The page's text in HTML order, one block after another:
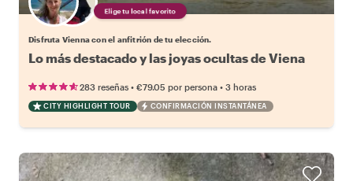
Elige tu local favorito
Disfruta Vienna con el anfitrión de tu elección.
Lo más destacado y las joyas ocultas de Viena
283 reseñas • €79.05 por persona • 3 horas
CITY HIGHLIGHT TOUR CONFIRMACIÓN INSTANTÁNEA